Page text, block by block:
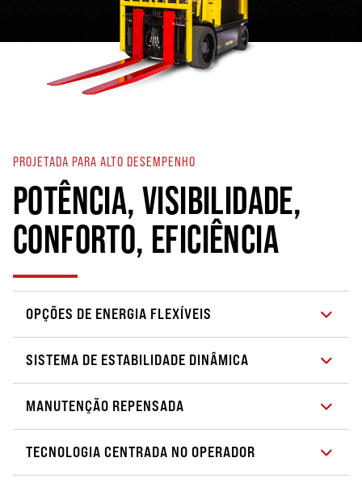
PROJETADA PARA ALTO DESEMPENHO
POTÊNCIA, VISIBILIDADE,
CONFORTO, EFICIÊNCIA
OPÇÕES DE ENERGIA FLEXÍVEIS
SISTEMA DE ESTABILIDADE DINÂMICA
MANUTENÇÃO REPENSADA
TECNOLOGIA CENTRADA NO OPERADOR